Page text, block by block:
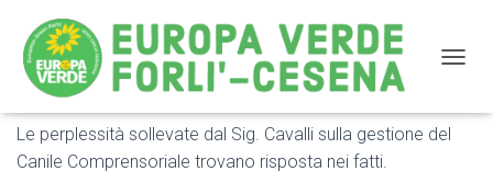
Morti sospette al canile: Risposta dell’Ass.Morelli
Le perplessità sollevate dal Sig. Cavalli sulla gestione del
Canile Comprensoriale trovano risposta nei fatti.